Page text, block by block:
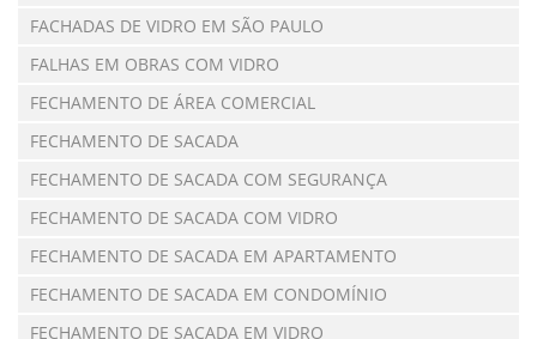
FACHADAS DE VIDRO EM SÃO PAULO
FALHAS EM OBRAS COM VIDRO
FECHAMENTO DE ÁREA COMERCIAL
FECHAMENTO DE SACADA
FECHAMENTO DE SACADA COM SEGURANÇA
FECHAMENTO DE SACADA COM VIDRO
FECHAMENTO DE SACADA EM APARTAMENTO
FECHAMENTO DE SACADA EM CONDOMÍNIO
FECHAMENTO DE SACADA EM VIDRO